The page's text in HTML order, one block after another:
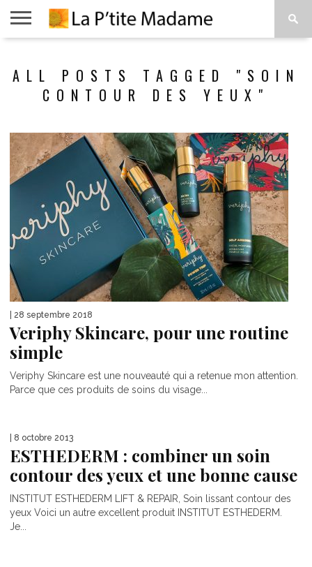
DE
VIVRE
PROPOS
ALL POSTS TAGGED "SOIN
CONTOUR DES YEUX"
| 28 septembre 2018
Veriphy Skincare, pour une routine
simple
Veriphy Skincare est une nouveauté qui a retenue mon attention.
Parce que ces produits de soins du visage...
| 8 octobre 2013
ESTHEDERM : combiner un soin
contour des yeux et une bonne cause
INSTITUT ESTHEDERM LIFT & REPAIR, Soin lissant contour des
yeux Voici un autre excellent produit INSTITUT ESTHEDERM.
Je...